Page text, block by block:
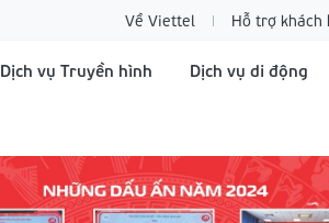
Về Viettel Hỗ trợ khách
Dịch vụ Truyền hình Dịch vụ di động